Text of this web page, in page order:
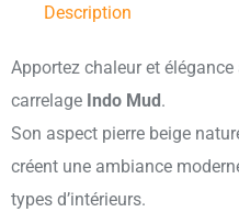
Description
Apportez chaleur et
carrelage Indo Mud.
Son aspect pierre beige
créent une ambiance
types d’intérieurs.